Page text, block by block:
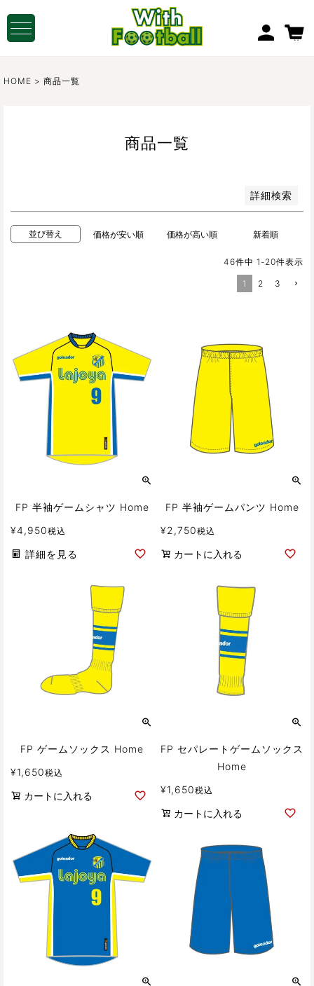
HOME 商品一覧
商品一覧
詳細検索
並び替え 価格が安い順 価格が高い順 新着順
46件中 1 -20件表示
1 2 3
FP 半袖ゲームシャツ Home
¥4,950税込
詳細を見る
FP 半袖ゲームパンツ Home
¥2,750税込
カートに入れる
FP ゲームソックス Home
¥1,650税込
カートに入れる
FP セパレートゲームソックス
Home
¥1,650税込
カートに入れる